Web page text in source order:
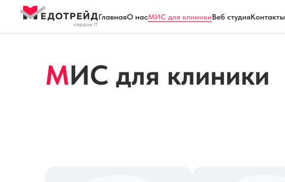
ГлавнаяО насМИС для клиникиВеб студияКонтакты
МИС для клиники